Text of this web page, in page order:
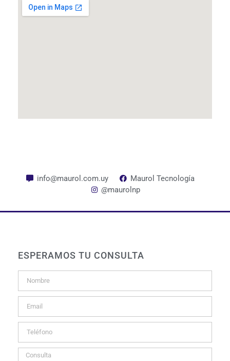
info@maurol.com.uy
Maurol Tecnología
@maurolnp
ESPERAMOS TU CONSULTA